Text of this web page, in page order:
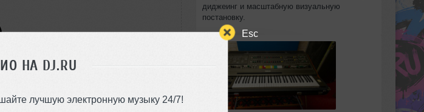
Esc
НА DJ.RU
лучшую электронную музыку 24/7!
House
Стиль:
диджеинг и масштабную визуальную
постановку.